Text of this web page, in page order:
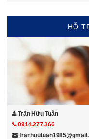
HỖ
Trần Hữu Tuân
0914.277.366